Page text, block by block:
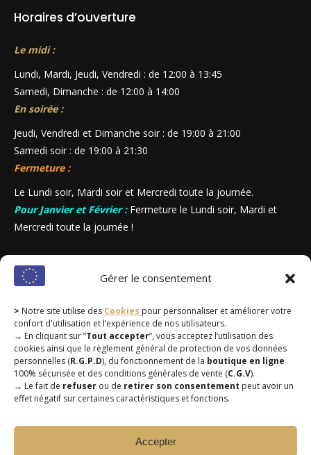
Gérer le consentement
> Notre site utilise des Cookies pour personnaliser et améliorer votre
confort d'utilisation et l’expérience de nos utilisateurs.
→ En cliquant sur ”Tout accepter”, vous acceptez l’utilisation des
cookies ainsi que le règlement général de protection de vos données
personnelles (R.G.P.D), du fonctionnement de la boutique en ligne
100% sécurisée et des conditions générales de vente (C.G.V).
→ Le fait de refuser ou de retirer son consentement peut avoir un
effet négatif sur certaines caractéristiques et fonctions.
Accepter
Facebook
dans
une
nouvelle
fenêtre
E-
s'ouvre
dans
une
nouvelle
fenêtre
Horaires d’ouverture
Le midi :
Lundi, Mardi, Jeudi, Vendredi : de 12:00 à 13:45
Samedi, Dimanche : de 12:00 à 14:00
En soirée :
Jeudi, Vendredi et Dimanche soir : de 19:00 à 21:00
Samedi soir : de 19:00 à 21:30
Fermeture :
Le Lundi soir, Mardi soir et Mercredi toute la journée.
Pour Janvier et Février :Fermeture le Lundi soir, Mardi et
Mercredi toute la journée !